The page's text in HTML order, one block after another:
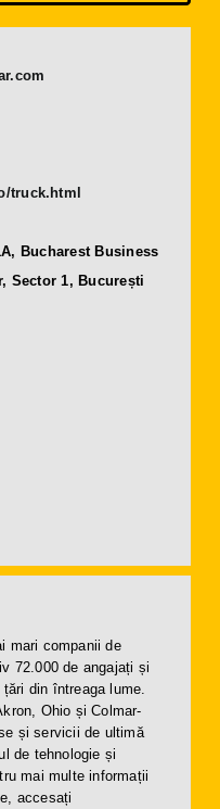
truck.html
Bucharest Business
Sector 1, București
mari companii de
72.000 de angajați și
din întreaga lume.
Ohio și Colmar-
și servicii de ultimă
de tehnologie și
mai multe informații
accesați